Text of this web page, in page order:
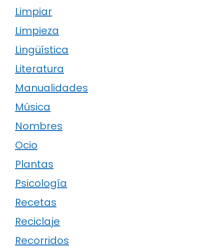
Limpiar
Limpieza
Lingüística
Literatura
Manualidades
Música
Nombres
Ocio
Plantas
Psicología
Recetas
Reciclaje
Recorridos